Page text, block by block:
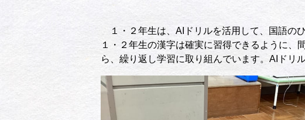
１・２年生は、AIドリルを活用して、国語の
１・２年生の漢字は確実に習得できるように、
ら、繰り返し学習に取り組んでいます。AIドリ